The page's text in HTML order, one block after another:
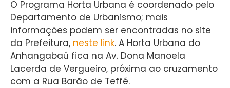
O Programa Horta Urbana é coordenado pelo
Departamento de Urbanismo; mais
informações podem ser encontradas no site
da Prefeitura, neste link. A Horta Urbana do
Anhangabaú fica na Av. Dona Manoela
Lacerda de Vergueiro, próxima ao cruzamento
com a Rua Barão de Teffé.